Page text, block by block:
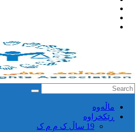
كۆمه‌ڵه‌ی
مافی
مرۆڤی
ماڵه‌وه‌
ڕێکخراوە
19 ساڵ ک م م ک